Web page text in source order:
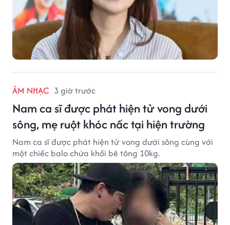
ÂM NHẠC 3 giờ trước
Nam ca sĩ được phát hiện tử vong dưới
sông, mẹ ruột khóc nấc tại hiện trường
Nam ca sĩ được phát hiện tử vong dưới sông cùng với
một chiếc balo chứa khối bê tông 10kg.